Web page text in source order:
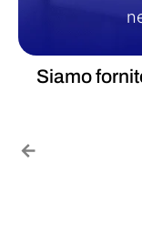
Siamo